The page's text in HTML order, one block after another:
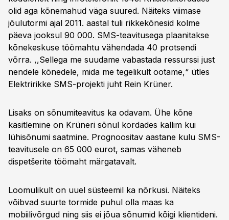
olid aga kõnemahud väga suured. Näiteks viimase
jõulutormi ajal 2011. aastal tuli rikkekõnesid kolme
päeva jooksul 90 000. SMS-teavitusega plaanitakse
kõnekeskuse töömahtu vähendada 40 protsendi
võrra. ,,Sellega me suudame vabastada ressurssi just
nendele kõnedele, mida me tegelikult ootame,“ ütles
Elektririkke SMS-projekti juht Rein Krüner.
Lisaks on sõnumiteavitus ka odavam. Ühe kõne
käsitlemine on Krüneri sõnul kordades kallim kui
lühisõnumi saatmine. Prognoositav aastane kulu SMS-
teavitusele on 65 000 eurot, samas väheneb
dispetšerite töömaht märgatavalt.
Loomulikult on uuel süsteemil ka nõrkusi. Näiteks
võibvad suurte tormide puhul olla maas ka
mobiilivõrgud ning siis ei jõua sõnumid kõigi klientideni.